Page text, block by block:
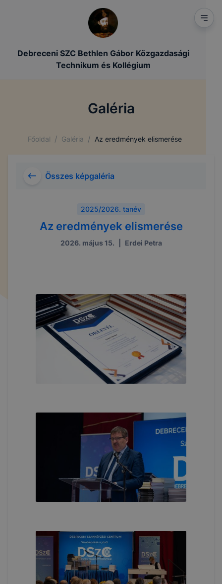
Debreceni SZC Bethlen Gábor Közgazdasági
Technikum és Kollégium
Galéria
Főoldal / Galéria / Az eredmények elismerése
Összes képgaléria
2025/2026. tanév
Az eredmények elismerése
2026. május 15. Erdei Petra